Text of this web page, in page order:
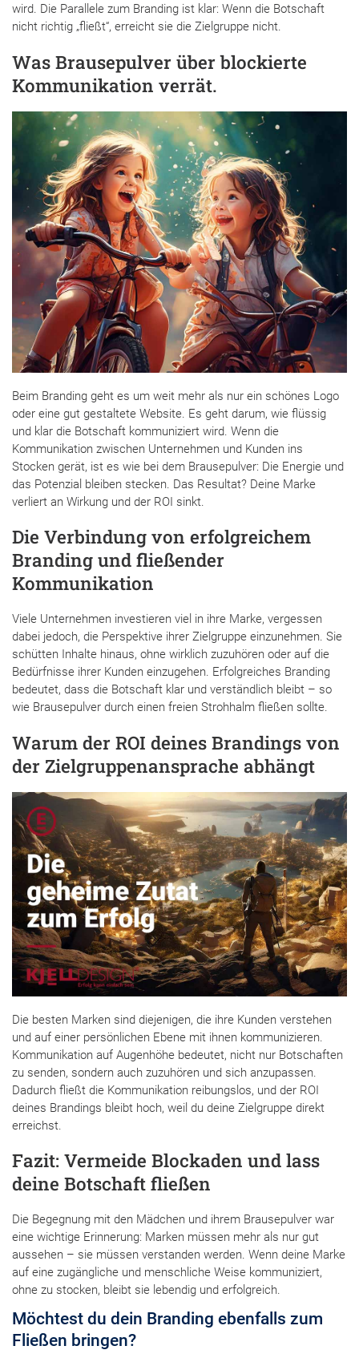
wird. Die Parallele zum Branding ist klar: Wenn die Botschaft
nicht richtig „fließt“, erreicht sie die Zielgruppe nicht.
Was Brausepulver über blockierte
Kommunikation verrät.
Beim Branding geht es um weit mehr als nur ein schönes Logo
oder eine gut gestaltete Website. Es geht darum, wie flüssig
und klar die Botschaft kommuniziert wird. Wenn die
Kommunikation zwischen Unternehmen und Kunden ins
Stocken gerät, ist es wie bei dem Brausepulver: Die Energie und
das Potenzial bleiben stecken. Das Resultat? Deine Marke
verliert an Wirkung und der ROI sinkt.
Die Verbindung von erfolgreichem
Branding und fließender
Kommunikation
Viele Unternehmen investieren viel in ihre Marke, vergessen
dabei jedoch, die Perspektive ihrer Zielgruppe einzunehmen. Sie
schütten Inhalte hinaus, ohne wirklich zuzuhören oder auf die
Bedürfnisse ihrer Kunden einzugehen. Erfolgreiches Branding
bedeutet, dass die Botschaft klar und verständlich bleibt – so
wie Brausepulver durch einen freien Strohhalm fließen sollte.
Warum der ROI deines Brandings von
der Zielgruppenansprache abhängt
Die besten Marken sind diejenigen, die ihre Kunden verstehen
und auf einer persönlichen Ebene mit ihnen kommunizieren.
Kommunikation auf Augenhöhe bedeutet, nicht nur Botschaften
zu senden, sondern auch zuzuhören und sich anzupassen.
Dadurch fließt die Kommunikation reibungslos, und der ROI
deines Brandings bleibt hoch, weil du deine Zielgruppe direkt
erreichst.
Fazit: Vermeide Blockaden und lass
deine Botschaft fließen
Die Begegnung mit den Mädchen und ihrem Brausepulver war
eine wichtige Erinnerung: Marken müssen mehr als nur gut
aussehen – sie müssen verstanden werden. Wenn deine Marke
auf eine zugängliche und menschliche Weise kommuniziert,
ohne zu stocken, bleibt sie lebendig und erfolgreich.
Möchtest du dein Branding ebenfalls zum
Fließen bringen?